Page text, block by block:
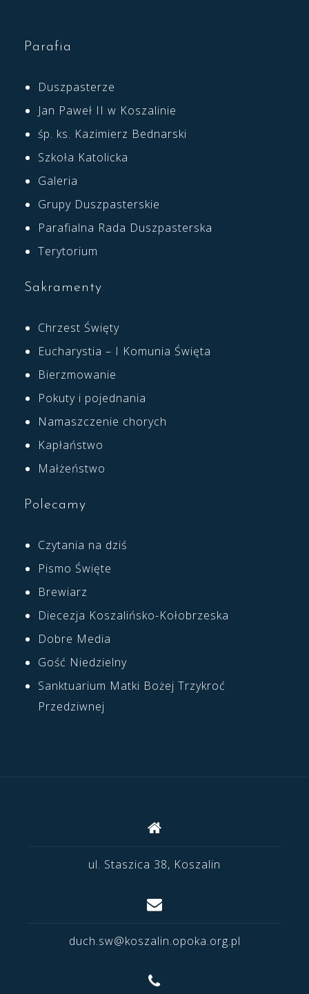
Parafia
Duszpasterze
Jan Paweł II w Koszalinie
śp. ks. Kazimierz Bednarski
Szkoła Katolicka
Galeria
Grupy Duszpasterskie
Parafialna Rada Duszpasterska
Terytorium
Sakramenty
Chrzest Święty
Eucharystia – I Komunia Święta
Bierzmowanie
Pokuty i pojednania
Namaszczenie chorych
Kapłaństwo
Małżeństwo
Polecamy
Czytania na dziś
Pismo Święte
Brewiarz
Diecezja Koszalińsko-Kołobrzeska
Dobre Media
Gość Niedzielny
Sanktuarium Matki Bożej Trzykroć
Przedziwnej
ul. Staszica 38, Koszalin
duch.sw@koszalin.opoka.org.pl